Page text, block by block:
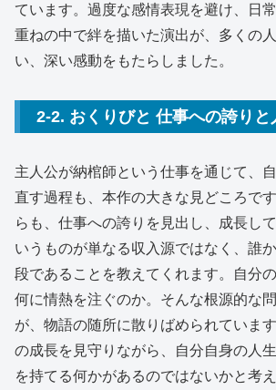
ています。過度な感情表現を避け、日
重ねの中で絆を描いた演出が、多くの
い、深い感動をもたらしました。
2-2. おくりびと 仕事への誇りと
主人公が納棺師という仕事を通じて、
直す過程も、本作の大きな見どころで
らも、仕事への誇りを見出し、成長し
いうものが単なる収入源ではなく、誰
段であることを教えてくれます。自分
何に情熱を注ぐのか。そんな根源的な
が、物語の随所に散りばめられていま
の成長を見守りながら、自分自身の人
を持てる何かがあるのではないかと考